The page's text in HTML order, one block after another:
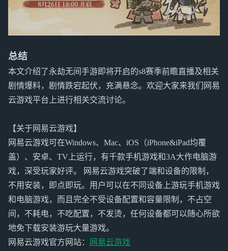
总结
本文介绍了永劫无间手游即将开启的s8赛季前瞻直播及相关
剧情爆料，剧情跌宕起伏，充满悬念。欢迎大家来我们网易
云游戏平台上进行相关交流讨论。
【关于网易云游戏】
网易云游戏可在Windows、Mac、iOS（iPhone&iPad均覆
盖）、安卓、TV上运行，有千款手机游戏和3A大作电脑游
戏，深受玩家好评。 网易云游戏突破了端和设备的限制，
不用安装，即点即玩。用户可以在不同设备上游玩手机游戏
和电脑游戏，而且完全不受设备配置和容量限制，不占空
间，不耗电，不吃配置，不发烫，任何设备都可以随心所欲
地免下载安装游玩大量游戏。
网易云游戏官方网站：
网易云游戏